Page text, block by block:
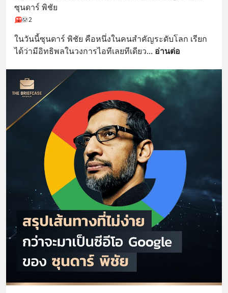
ซุนดาร์ พิชัย
2
ในวันนี้ซุนดาร์ พิชัย คือหนึ่งในคนสำคัญระดับโลก เรียก
ได้ว่ามีอิทธิพลในวงการไอทีเลยทีเดียว... อ่านต่อ